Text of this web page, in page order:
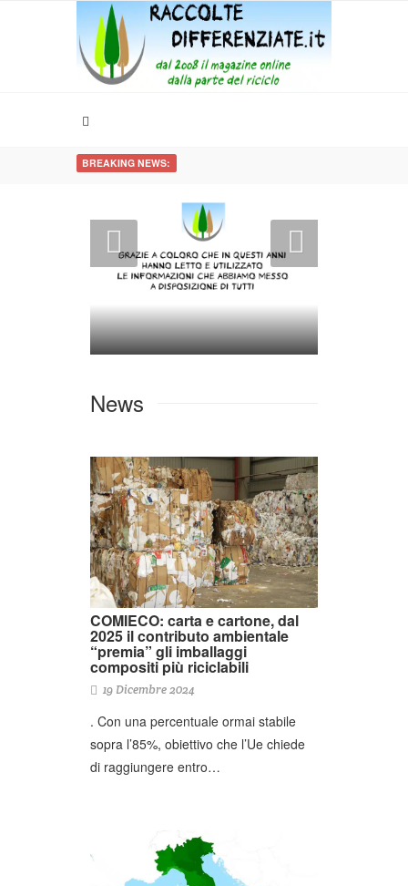
BREAKING NEWS:
News
COMIECO: carta e cartone, dal
2025 il contributo ambientale
“premia” gli imballaggi
compositi più riciclabili
19 Dicembre 2024
. Con una percentuale ormai stabile
sopra l’85%, obiettivo che l’Ue chiede
di raggiungere entro…